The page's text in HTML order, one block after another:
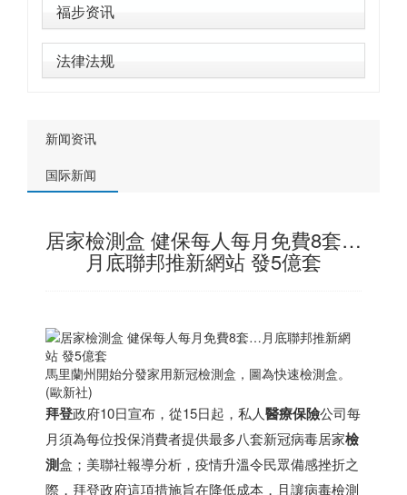
福步资讯
法律法规
新闻资讯
国际新闻
居家檢測盒 健保每人每月免費8套…
月底聯邦推新網站 發5億套
馬里蘭州開始分發家用新冠檢測盒，圖為快速檢測盒。
(歐新社)
拜登政府10日宣布，從15日起，私人醫療保險公司每
月須為每位投保消費者提供最多八套新冠病毒居家檢
測盒；美聯社報導分析，疫情升溫令民眾備感挫折之
際，拜登政府這項措施旨在降低成本，且讓病毒檢測